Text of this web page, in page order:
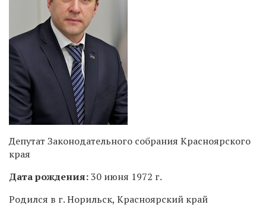
Депутат Законодательного собрания Красноярского
края
Дата рождения:30 июня 1972 г.
Родился в г. Норильск, Красноярский край